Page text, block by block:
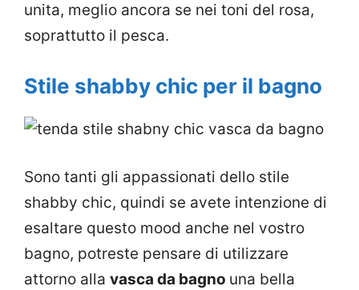
unita, meglio ancora se nei toni del rosa,
soprattutto il pesca.
Stile shabby chic per il bagno
Sono tanti gli appassionati dello stile
shabby chic, quindi se avete intenzione di
esaltare questo mood anche nel vostro
bagno, potreste pensare di utilizzare
attorno alla vasca da bagno una bella